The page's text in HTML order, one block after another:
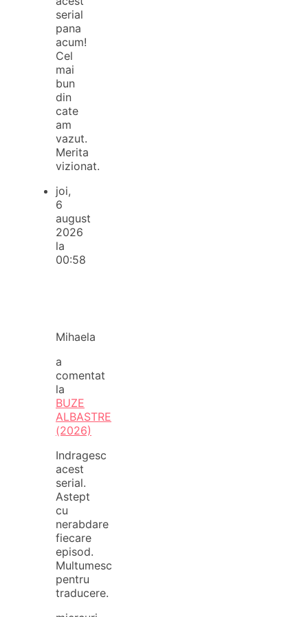
serial
pana
acum!
Cel
mai
bun
din
cate
am
vazut.
Merita
vizionat.
joi,
6
august
2026
la
00:58
Mihaela
a
comentat
la
BUZE
ALBASTRE
(2026)
Indragesc
acest
serial.
Astept
cu
nerabdare
fiecare
episod.
Multumesc
pentru
traducere.